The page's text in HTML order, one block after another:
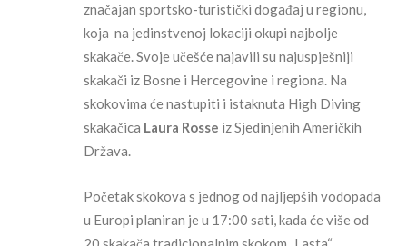
značajan sportsko-turistički događaj u regionu,
koja na jedinstvenoj lokaciji okupi najbolje
skakače. Svoje učešće najavili su najuspješniji
skakači iz Bosne i Hercegovine i regiona. Na
skokovima će nastupiti i istaknuta High Diving
skakačica Laura Rosse iz Sjedinjenih Američkih
Država.
Početak skokova s jednog od najljepših vodopada
u Europi planiran je u 17:00 sati, kada će više od